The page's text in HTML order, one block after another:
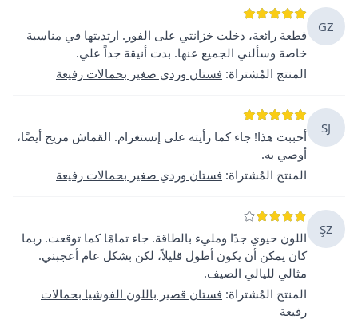
GZ
قطعة رائعة، دخلت خزانتي على الفور. ارتديتها في مناسبة
خاصة وسألني الجميع عنها. بدت أنيقة جداً علي.
المنتج المُشتراة: فستان وردي صغير بحمالات رفيعة
SJ
أحببت هذا! جاء كما رأيته على إنستغرام. القماش مريح أيضًا،
أوصي به.
المنتج المُشتراة: فستان وردي صغير بحمالات رفيعة
ŞZ
اللون حيوي جدًا ومليء بالطاقة. جاء تمامًا كما توقعت. ربما
كان يمكن أن يكون أطول قليلاً، لكن بشكل عام أعجبني.
مثالي لليالي الصيف.
المنتج المُشتراة: فستان قصير باللون الفوشيا بحمالات
رفيعة